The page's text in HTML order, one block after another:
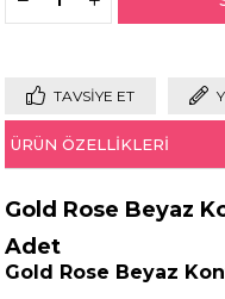
TAVSIYE ET
ÜRÜN ÖZELLIKLERI
Gold Rose Beyaz
Adet
Gold Rose Beyaz